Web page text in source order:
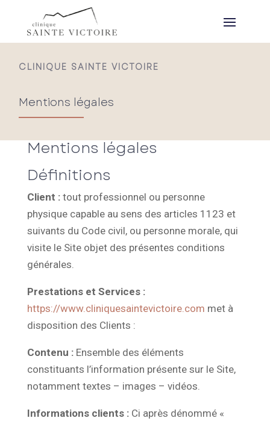
CLINIQUE SAINTE VICTOIRE
Mentions légales
Mentions légales
Définitions
Client :tout professionnel ou personne
physique capable au sens des articles 1123 et
suivants du Code civil, ou personne morale, qui
visite le Site objet des présentes conditions
générales.
Prestations et Services :
https://www.cliniquesaintevictoire.com met à
disposition des Clients :
Contenu :Ensemble des éléments
constituants l’information présente sur le Site,
notamment textes – images – vidéos.
Informations clients :Ci après dénommé «